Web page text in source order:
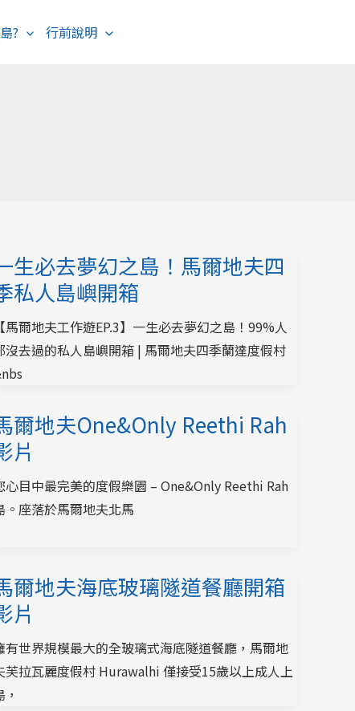
? 行前說明
生必去夢幻之島！馬爾地夫四
私人島嶼開箱
【馬爾地夫工作遊EP.3】一生必去夢幻之島！99%人
沒去過的私人島嶼開箱 | 馬爾地夫四季蘭達度假村
爾地夫One&Only Reethi Rah
片
心目中最完美的度假樂園 – One&Only Reethi Rah
。座落於馬爾地夫北馬
爾地夫海底玻璃隧道餐廳開箱
片
有世界規模最大的全玻璃式海底隧道餐廳，馬爾地
芙拉瓦麗度假村 Hurawalhi 僅接受15歲以上成人上
，